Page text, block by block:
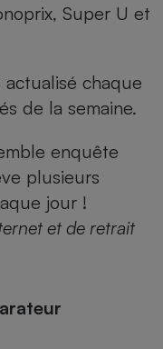
Super U et
actualisé chaque
de la semaine.
enquête
plusieurs
jour !
et de retrait